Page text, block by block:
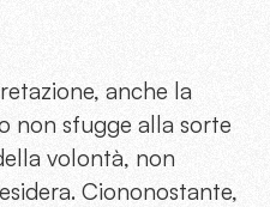
anche la
non sfugge alla sorte
volontà, non
Ciononostante,